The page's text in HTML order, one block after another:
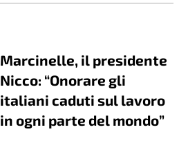
Marcinelle, il presidente
Nicco: “Onorare gli
italiani caduti sul lavoro
in ogni parte del mondo”